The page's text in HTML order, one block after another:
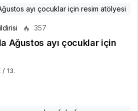
357
Ağustos ayı çocuklar için
/ 13.